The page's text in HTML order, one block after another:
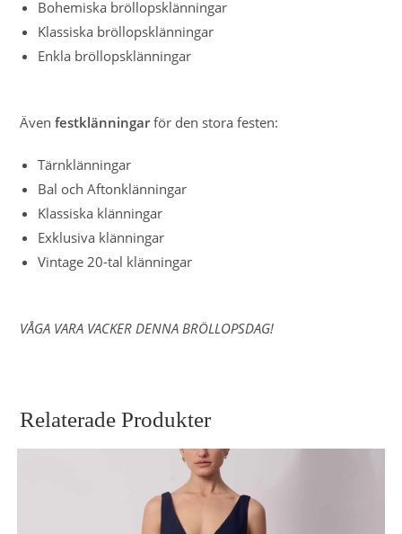
Bohemiska bröllopsklänningar
Klassiska bröllopsklänningar
Enkla bröllopsklänningar
Ävenfestklänningarför den stora festen:
Tärnklänningar
Bal och Aftonklänningar
Klassiska klänningar
Exklusiva klänningar
Vintage 20-tal klänningar
VÅGA VARA VACKER DENNA BRÖLLOPSDAG!
Relaterade Produkter